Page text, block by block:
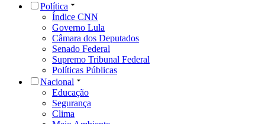
Política
Índice CNN
Governo Lula
Câmara dos Deputados
Senado Federal
Supremo Tribunal Federal
Políticas Públicas
Nacional
Educação
Segurança
Clima